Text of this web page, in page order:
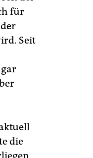
für
Seit
die